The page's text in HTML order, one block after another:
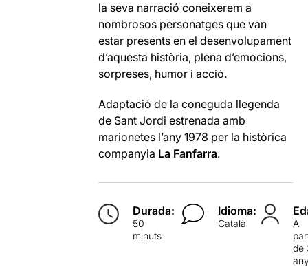
la seva narració coneixerem a
nombrosos personatges que van
estar presents en el desenvolupament
d’aquesta història, plena d’emocions,
sorpreses, humor i acció.
Adaptació de la coneguda llegenda
de Sant Jordi estrenada amb
marionetes l’any 1978 per la històrica
companyia La Fanfarra.
Durada:
50
minuts
Idioma:
Català
A
de